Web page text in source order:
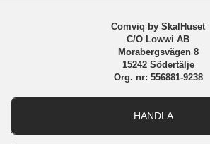
Comviq by SkalHuset
C/O Lowwi AB
Morabergsvägen 8
15242 Södertälje
Org. nr: 556881-9238
HANDLA